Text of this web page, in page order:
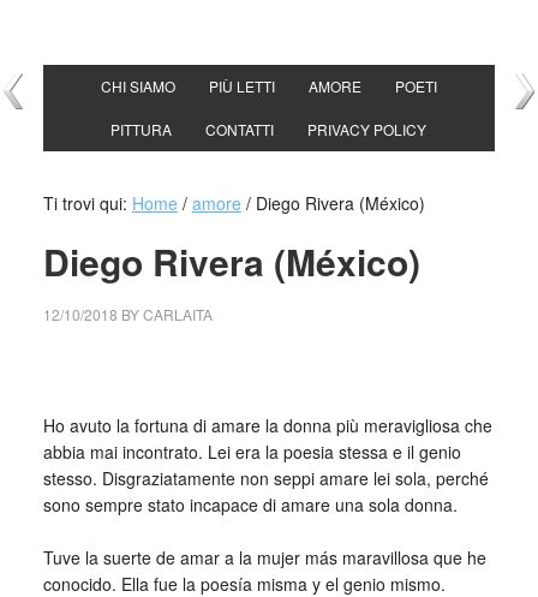
CHI SIAMO PIÙ LETTI AMORE POETI
PITTURA CONTATTI PRIVACY POLICY
Ti trovi qui: Home / amore /Diego Rivera (México)
Diego Rivera (México)
12/10/2018 BYCARLAITA
Ho avuto la fortuna di amare la donna più meravigliosa che
abbia mai incontrato. Lei era la poesia stessa e il genio
stesso. Disgraziatamente non seppi amare lei sola, perché
sono sempre stato incapace di amare una sola donna.
Tuve la suerte de amar a la mujer más maravillosa que he
conocido. Ella fue la poesía misma y el genio mismo.